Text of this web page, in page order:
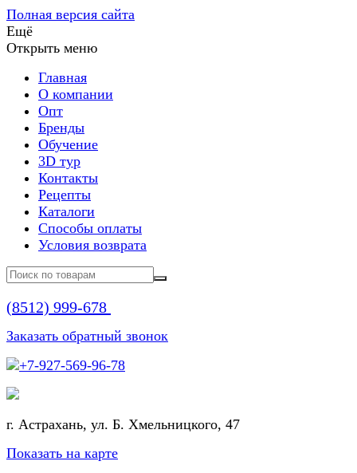
Полная версия сайта
Ещё
Открыть меню
Главная
О компании
Опт
Бренды
Обучение
3D тур
Контакты
Рецепты
Каталоги
Способы оплаты
Условия возврата
(8512) 999-678
Заказать обратный звонок
+7-927-569-96-78
г. Астрахань, ул. Б. Хмельницкого, 47
Показать на карте